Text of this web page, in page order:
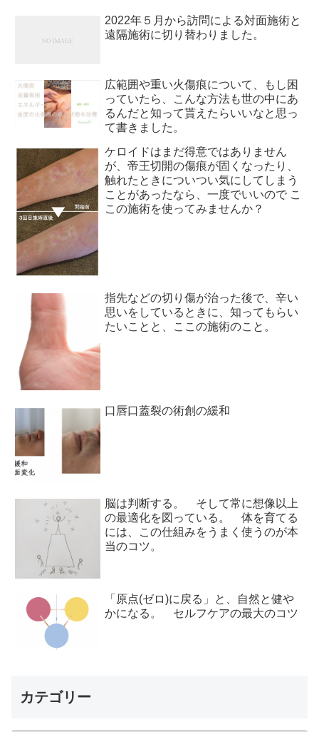
2022年５月から訪問による対面施術と
遠隔施術に切り替わりました。
広範囲や重い火傷痕について、もし困
っていたら、こんな方法も世の中にあ
るんだと知って貰えたらいいなと思っ
て書きました。
ケロイドはまだ得意ではありません
が、帝王切開の傷痕が固くなったり、
触れたときについつい気にしてしまう
ことがあったなら、一度でいいので こ
この施術を使ってみませんか？
指先などの切り傷が治った後で、辛い
思いをしているときに、知ってもらい
たいことと、ここの施術のこと。
口唇口蓋裂の術創の緩和
脳は判断する。 そして常に想像以上
の最適化を図っている。 体を育てる
には、この仕組みをうまく使うのが本
当のコツ。
「原点(ゼロ)に戻る」と、自然と健や
かになる。 セルフケアの最大のコツ
カテゴリー